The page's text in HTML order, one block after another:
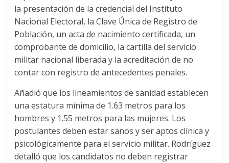
la presentación de la credencial del Instituto
Nacional Electoral, la Clave Única de Registro de
Población, un acta de nacimiento certificada, un
comprobante de domicilio, la cartilla del servicio
militar nacional liberada y la acreditación de no
contar con registro de antecedentes penales.
Añadió que los lineamientos de sanidad establecen
una estatura mínima de 1.63 metros para los
hombres y 1.55 metros para las mujeres. Los
postulantes deben estar sanos y ser aptos clínica y
psicológicamente para el servicio militar. Rodríguez
detalló que los candidatos no deben registrar